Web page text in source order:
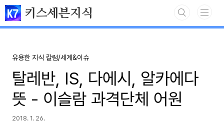
본문 바로가기
키스세븐지식
유용한 지식 칼럼/세계&이슈
탈레반, IS, 다에시, 알카에다
뜻 - 이슬람 과격단체 어원
2018. 1. 26.